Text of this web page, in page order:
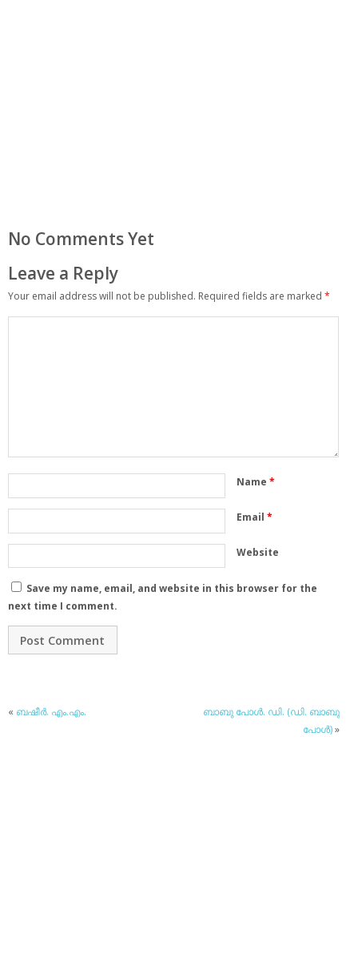
No Comments Yet
Leave a Reply
Your email address will not be published. Required fields are marked *
Name *
Email *
Website
Save my name, email, and website in this browser for the
next time I comment.
« ബഷീര്‍. എം.എം.
ബാബു പോള്‍. ഡി. (ഡി. ബാബു
പോള്‍)»